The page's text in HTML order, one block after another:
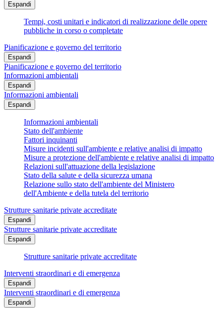
Espandi
Tempi, costi unitari e indicatori di realizzazione delle opere
pubbliche in corso o completate
Pianificazione e governo del territorio
Espandi
Pianificazione e governo del territorio
Informazioni ambientali
Espandi
Informazioni ambientali
Espandi
Informazioni ambientali
Stato dell'ambiente
Fattori inquinanti
Misure incidenti sull'ambiente e relative analisi di impatto
Misure a protezione dell'ambiente e relative analisi di impatto
Relazioni sull'attuazione della legislazione
Stato della salute e della sicurezza umana
Relazione sullo stato dell'ambiente del Ministero
dell'Ambiente e della tutela del territorio
Strutture sanitarie private accreditate
Espandi
Strutture sanitarie private accreditate
Espandi
Strutture sanitarie private accreditate
Interventi straordinari e di emergenza
Espandi
Interventi straordinari e di emergenza
Espandi